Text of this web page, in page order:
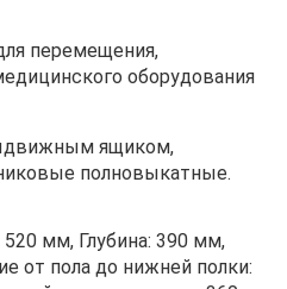
перемещения,
оборудования
ящиком,
полновыкатные.
мм, Глубина: 390 мм,
от пола до нижней полки: